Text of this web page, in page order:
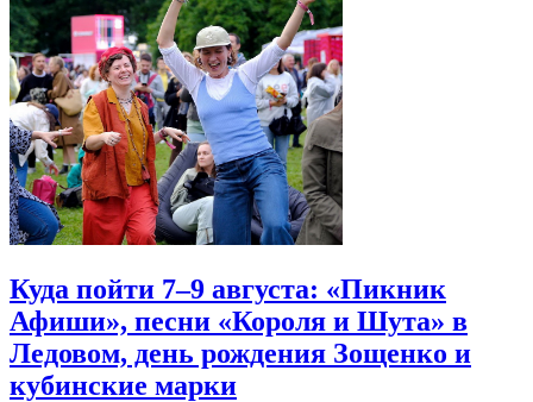
Куда пойти 7–9 августа: «Пикник
Афиши», песни «Короля и Шута» в
Ледовом, день рождения Зощенко и
кубинские марки